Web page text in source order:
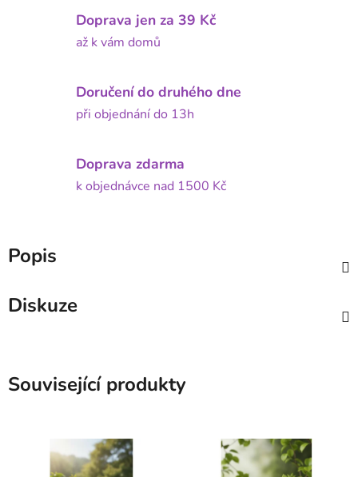
Doprava jen za 39 Kč
až k vám domů
Doručení do druhého dne
při objednání do 13h
Doprava zdarma
k objednávce nad 1500 Kč
Popis
Diskuze
Související produkty